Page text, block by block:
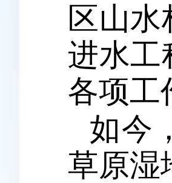
区山
进水工
各项工
如今
草原湿